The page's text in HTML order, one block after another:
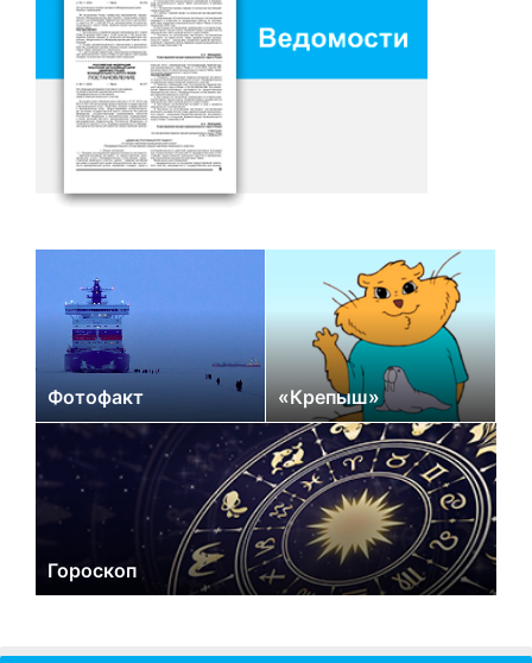
Фотофакт «Крепыш»
Гороскоп